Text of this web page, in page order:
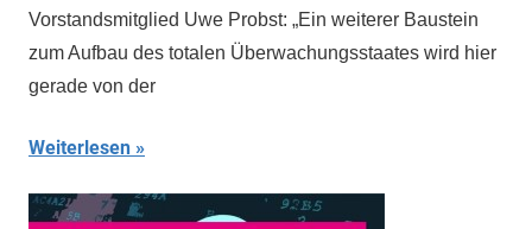
Vorstandsmitglied Uwe Probst: „Ein weiterer Baustein
zum Aufbau des totalen Überwachungsstaates wird hier
gerade von der
Weiterlesen